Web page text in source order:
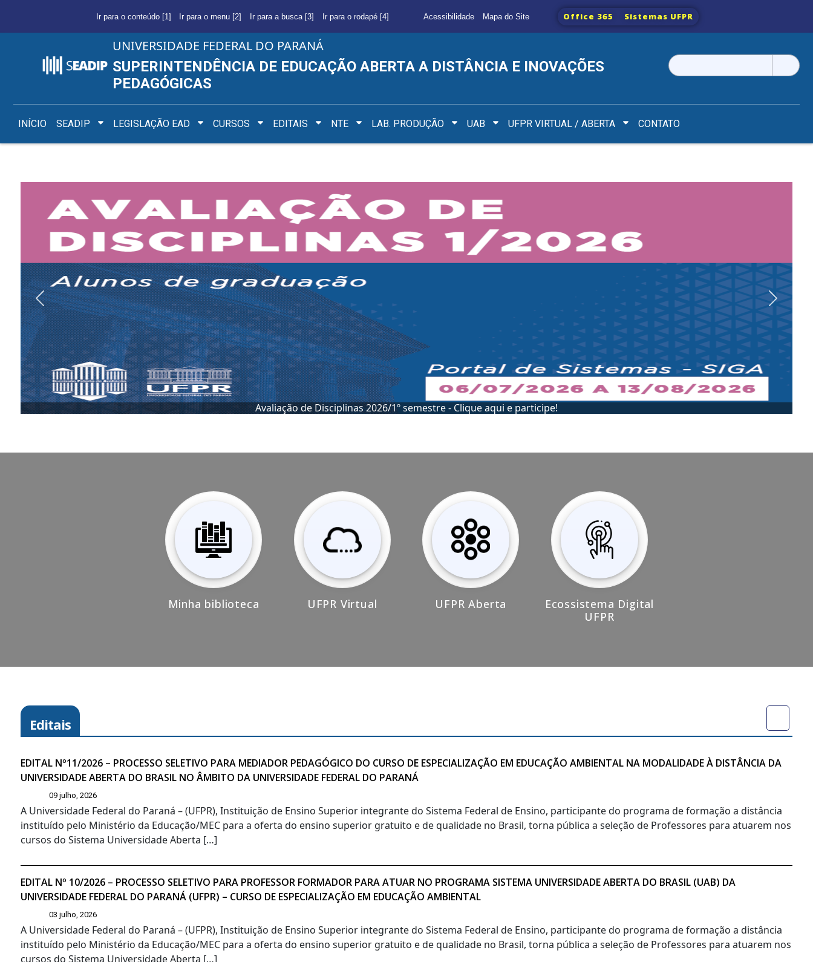
Ir para o conteúdo [1] Ir para o menu [2] Ir para a busca [3] Ir para o rodapé [4] Acessibilidade Mapa do Site Office 365 Sistemas UFPR
UNIVERSIDADE FEDERAL DO PARANÁ
SUPERINTENDÊNCIA DE EDUCAÇÃO ABERTA A DISTÂNCIA E INOVAÇÕES
PEDAGÓGICAS
Pesquisar
por:
INÍCIO SEADIP LEGISLAÇÃO EAD CURSOS EDITAIS NTE LAB. PRODUÇÃO UAB UFPR VIRTUAL / ABERTA CONTATO
Conheça a SEADIP
Previous Next
Minha biblioteca UFPR Virtual UFPR Aberta
Ecossistema Digital
UFPR
Editais
EDITAL Nº11/2026 – PROCESSO SELETIVO PARA MEDIADOR PEDAGÓGICO DO CURSO DE ESPECIALIZAÇÃO EM EDUCAÇÃO AMBIENTAL NA MODALIDADE À DISTÂNCIA DA
UNIVERSIDADE ABERTA DO BRASIL NO ÂMBITO DA UNIVERSIDADE FEDERAL DO PARANÁ
09 julho, 2026
A Universidade Federal do Paraná – (UFPR), Instituição de Ensino Superior integrante do Sistema Federal de Ensino, participante do programa de formação a distância
instituído pelo Ministério da Educação/MEC para a oferta do ensino superior gratuito e de qualidade no Brasil, torna pública a seleção de Professores para atuarem nos
cursos do Sistema Universidade Aberta […]
EDITAL Nº 10/2026 – PROCESSO SELETIVO PARA PROFESSOR FORMADOR PARA ATUAR NO PROGRAMA SISTEMA UNIVERSIDADE ABERTA DO BRASIL (UAB) DA
UNIVERSIDADE FEDERAL DO PARANÁ (UFPR) – CURSO DE ESPECIALIZAÇÃO EM EDUCAÇÃO AMBIENTAL
03 julho, 2026
A Universidade Federal do Paraná – (UFPR), Instituição de Ensino Superior integrante do Sistema Federal de Ensino, participante do programa de formação a distância
instituído pelo Ministério da Educação/MEC para a oferta do ensino superior gratuito e de qualidade no Brasil, torna pública a seleção de Professores para atuarem nos
cursos do Sistema Universidade Aberta […]